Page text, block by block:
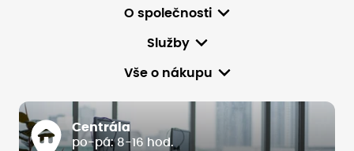
O společnosti
Služby
Vše o nákupu
Centrála
po-pá: 8-16 hod.